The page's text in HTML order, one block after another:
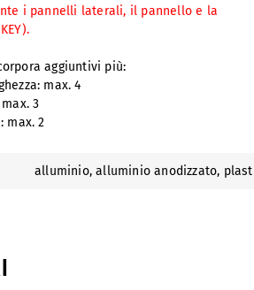
i pannelli laterali, il pannello e la
aggiuntivi più:
max. 4
3
max. 2
alluminio, alluminio anodizzato,